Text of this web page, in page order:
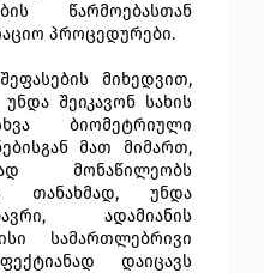
წარმოებასთან
პროცედურები.
მიხედვით,
შეიკავონ სახის
ბიომეტრიული
მათ მიმართ,
მონაწილეობს
უნდა
ადამიანის
სამართლებრივი
დაიცავს